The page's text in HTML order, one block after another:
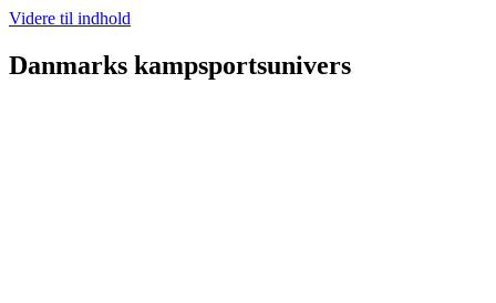
Videre til indhold
Danmarks kampsportsunivers